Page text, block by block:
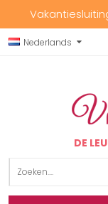
Nederlands
DE